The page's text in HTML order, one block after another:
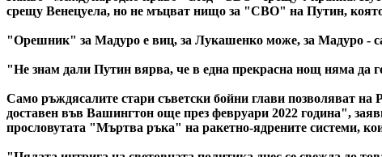
срещу Венецуела, но не мъцват нищо за "СВО" на Путин, която
"Орешник" за Мадуро е виц, за Лукашенко може, за Мадуро -
"Не знам дали Путин вярва, че в една прекрасна нощ няма да
Само ръждясалите стари съветски бойни глави позволяват
доставен във Вашингтон още през февруари 2022 година",
прословутата "Мъртва ръка" на ракетно-ядрените системи,